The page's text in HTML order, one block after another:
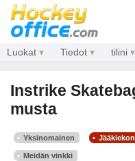
Luokat Tiedot tilini
Instrike
musta
Yksinomainen
Meidän vinkki